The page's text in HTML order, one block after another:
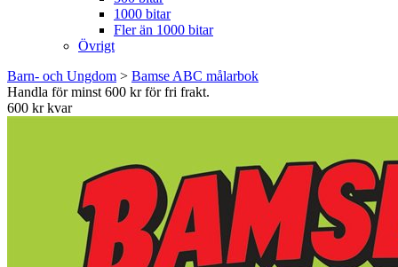
1000 bitar
Fler än 1000 bitar
Övrigt
Barn- och Ungdom > Bamse ABC målarbok
Handla för minst 600 kr för fri frakt.
600 kr kvar